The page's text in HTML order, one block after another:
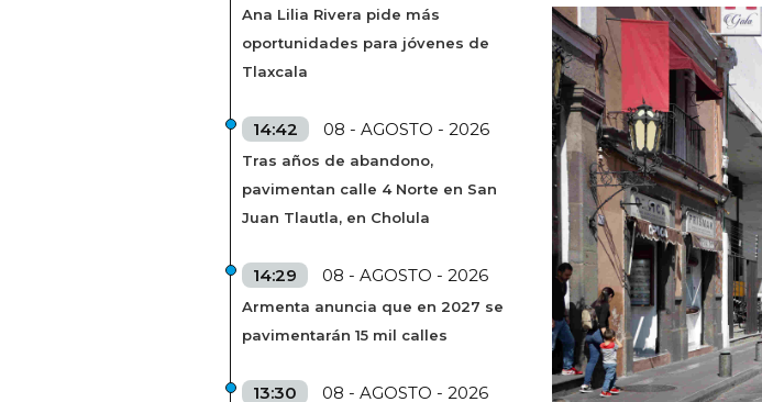
Ana Lilia Rivera pide más
oportunidades para jóvenes de
Tlaxcala
14:42 08 - AGOSTO - 2026
Tras años de abandono,
pavimentan calle 4 Norte en San
Juan Tlautla, en Cholula
14:29 08 - AGOSTO - 2026
Armenta anuncia que en 2027 se
pavimentarán 15 mil calles
13:30 08 - AGOSTO - 2026